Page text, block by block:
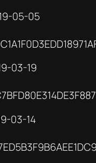
05-05
03-19
03-14